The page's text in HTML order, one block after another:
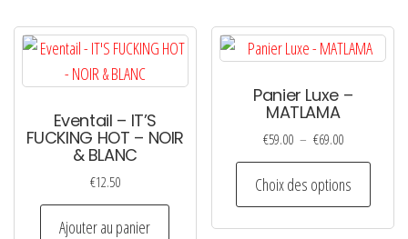
Eventail – IT’S
FUCKING HOT – NOIR
& BLANC
€12.50
Ajouter au panier
Panier Luxe –
MATLAMA
€59.00 – €69.00Plage
de
prix :
€59.00
à
Choix des options
Ce